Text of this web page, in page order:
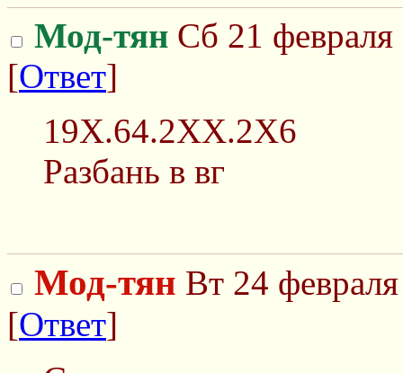
Мод-тян Сб 21
[Ответ]
19X.64.2XX.2X6
Разбань в вг
Мод-тян Вт 24
[Ответ]